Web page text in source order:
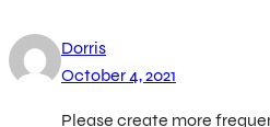
Dorris
October 4, 2021
Please create more